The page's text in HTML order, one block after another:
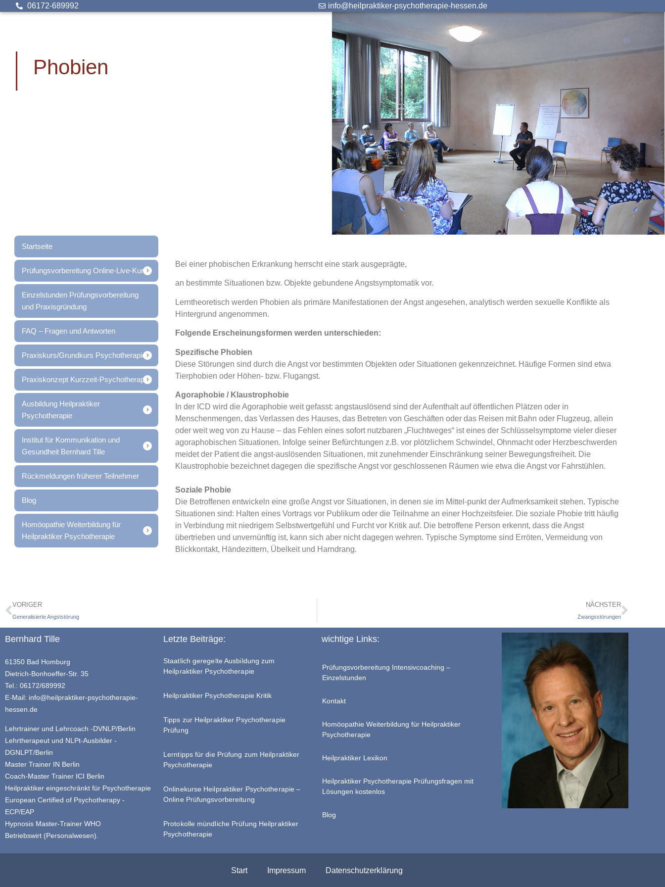
06172-689992 info@heilpraktiker-psychotherapie-hessen.de
Phobien
Startseite
Prüfungsvorbereitung Online-Live-Kurs
Einzelstunden Prüfungsvorbereitung
und Praxisgründung
FAQ – Fragen und Antworten
Praxiskurs/Grundkurs Psychotherapie
Praxiskonzept Kurzzeit-Psychotherapie
Ausbildung Heilpraktiker
Psychotherapie
Institut für Kommunikation und
Gesundheit Bernhard Tille
Rückmeldungen früherer Teilnehmer
Blog
Homöopathie Weiterbildung für
Heilpraktiker Psychotherapie
Bei einer phobischen Erkrankung herrscht eine stark ausgeprägte,
an bestimmte Situationen bzw. Objekte gebundene Angstsymptomatik vor.
Lerntheoretisch werden Phobien als primäre Manifestationen der Angst angesehen, analytisch werden sexuelle Konflikte als
Hintergrund angenommen.
Folgende Erscheinungsformen werden unterschieden:
Spezifische Phobien
Diese Störungen sind durch die Angst vor bestimmten Objekten oder Situationen gekennzeichnet. Häufige Formen sind etwa
Tierphobien oder Höhen- bzw. Flugangst.
Agoraphobie / Klaustrophobie
In der ICD wird die Agoraphobie weit gefasst: angstauslösend sind der Aufenthalt auf öffentlichen Plätzen oder in
Menschenmengen, das Verlassen des Hauses, das Betreten von Geschäften oder das Reisen mit Bahn oder Flugzeug, allein
oder weit weg von zu Hause – das Fehlen eines sofort nutzbaren „Fluchtweges“ ist eines der Schlüsselsymptome vieler dieser
agoraphobischen Situationen. Infolge seiner Befürchtungen z.B. vor plötzlichem Schwindel, Ohnmacht oder Herzbeschwerden
meidet der Patient die angst-auslösenden Situationen, mit zunehmender Einschränkung seiner Bewegungsfreiheit. Die
Klaustrophobie bezeichnet dagegen die spezifische Angst vor geschlossenen Räumen wie etwa die Angst vor Fahrstühlen.
Soziale Phobie
Die Betroffenen entwickeln eine große Angst vor Situationen, in denen sie im Mittel-punkt der Aufmerksamkeit stehen. Typische
Situationen sind: Halten eines Vortrags vor Publikum oder die Teilnahme an einer Hochzeitsfeier. Die soziale Phobie tritt häufig
in Verbindung mit niedrigem Selbstwertgefühl und Furcht vor Kritik auf. Die betroffene Person erkennt, dass die Angst
übertrieben und unvernünftig ist, kann sich aber nicht dagegen wehren. Typische Symptome sind Erröten, Vermeidung von
Blickkontakt, Händezittern, Übelkeit und Harndrang.
VORIGER
Generalisierte Angststörung
NÄCHSTER
Zwangsstörungen
Bernhard Tille
61350 Bad Homburg
Dietrich-Bonhoeffer-Str. 35
Tel.: 06172/689992
E-Mail: info@heilpraktiker-psychotherapie-
hessen.de
Lehrtrainer und Lehrcoach -DVNLP/Berlin
Lehrtherapeut und NLPt-Ausbilder -
DGNLPT/Berlin
Master Trainer IN Berlin
Coach-Master Trainer ICI Berlin
Heilpraktiker eingeschränkt für Psychotherapie
European Certified of Psychotherapy -
ECP/EAP
Hypnosis Master-Trainer WHO
Betriebswirt (Personalwesen).
Letzte Beiträge:
Staatlich geregelte Ausbildung zum
Heilpraktiker Psychotherapie
Heilpraktiker Psychotherapie Kritik
Tipps zur Heilpraktiker Psychotherapie
Prüfung
Lerntipps für die Prüfung zum Heilpraktiker
Psychotherapie
Onlinekurse Heilpraktiker Psychotherapie –
Online Prüfungsvorbereitung
Protokolle mündliche Prüfung Heilpraktiker
Psychotherapie
wichtige Links:
Prüfungsvorbereitung Intensivcoaching –
Einzelstunden
Kontakt
Homöopathie Weiterbildung für Heilpraktiker
Psychotherapie
Heilpraktiker Lexikon
Heilpraktiker Psychotherapie Prüfungsfragen mit
Lösungen kostenlos
Blog
Start Impressum Datenschutzerklärung